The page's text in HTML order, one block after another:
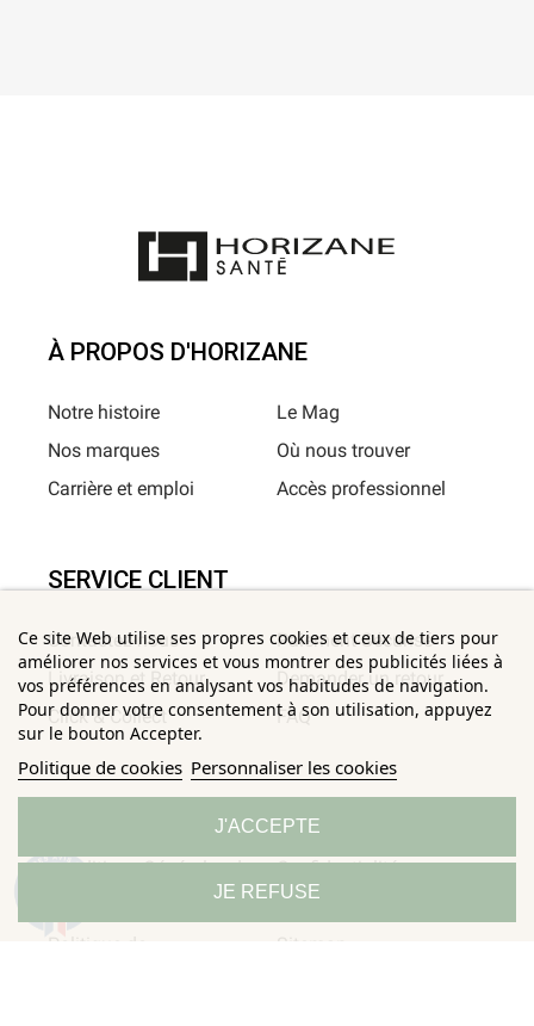
Ce site Web utilise ses propres cookies et ceux de tiers pour
améliorer nos services et vous montrer des publicités liées à
vos préférences en analysant vos habitudes de navigation.
Pour donner votre consentement à son utilisation, appuyez
sur le bouton Accepter.
Politique de cookies Personnaliser les cookies
JE REFUSE
J'ACCEPTE
À PROPOS D'HORIZANE
Notre histoire
Nos marques
Carrière et emploi
Le Mag
Où nous trouver
Accès professionnel
SERVICE CLIENT
Contactez-nous
Livraison et Retour
Click & Collect
Paiement Sécurisé
Demander un retour
FAQ
Conditions Générales de
Politique de
Confidentialité
Mentions légales
Sitemap